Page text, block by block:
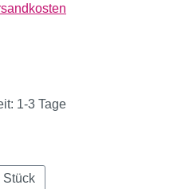
von 4.14 von 5 Sternen
1-3 Tage
Stück